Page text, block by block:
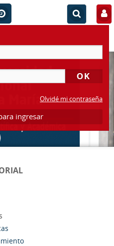
Olvidé mi contraseña
ingresar